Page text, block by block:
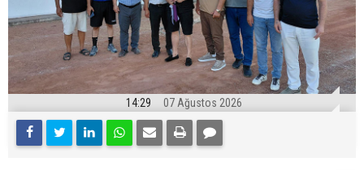
14:29 07 Ağustos 2026